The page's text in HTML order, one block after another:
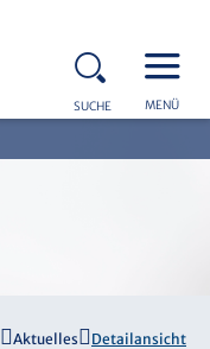
SUCHE MENÜ
Aktuelles Detailansicht